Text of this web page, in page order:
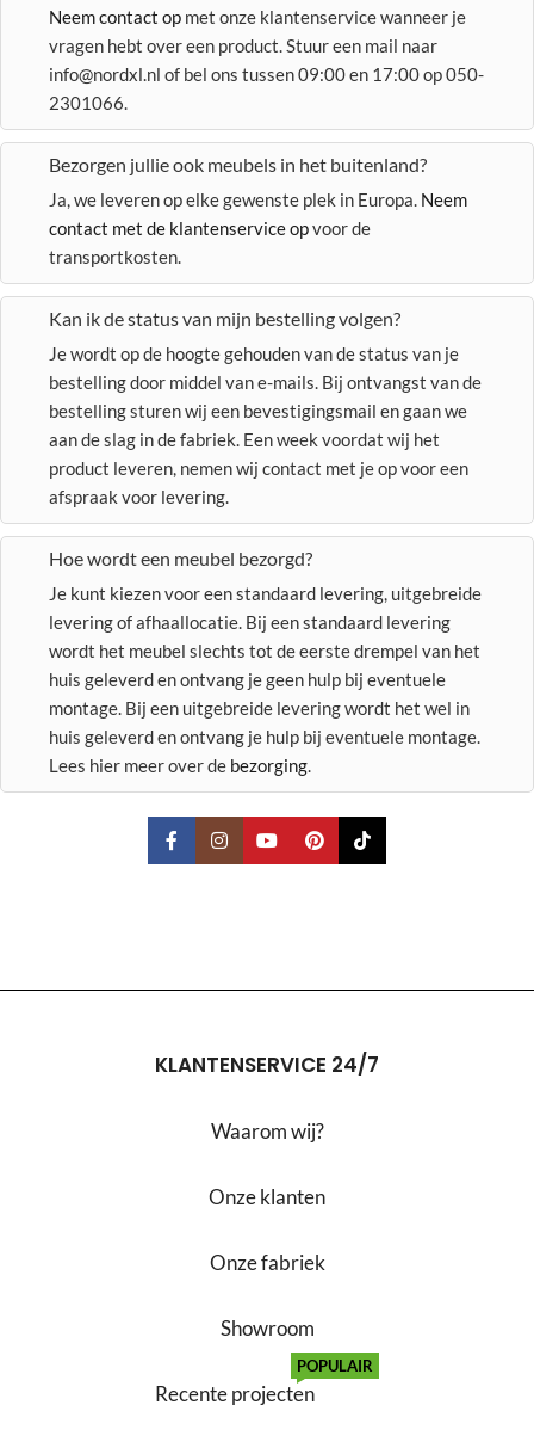
Neem contact op met onze klantenservice wanneer je
vragen hebt over een product. Stuur een mail naar
info@nordxl.nl of bel ons tussen 09:00 en 17:00 op 050-
2301066.
Bezorgen jullie ook meubels in het buitenland?
Ja, we leveren op elke gewenste plek in Europa. Neem
contact met de klantenservice opvoor de
transportkosten.
Kan ik de status van mijn bestelling volgen?
Je wordt op de hoogte gehouden van de status van je
bestelling door middel van e-mails. Bij ontvangst van de
bestelling sturen wij een bevestigingsmail en gaan we
aan de slag in de fabriek. Een week voordat wij het
product leveren, nemen wij contact met je op voor een
afspraak voor levering.
Hoe wordt een meubel bezorgd?
Je kunt kiezen voor een standaard levering, uitgebreide
levering of afhaallocatie. Bij een standaard levering
wordt het meubel slechts tot de eerste drempel van het
huis geleverd en ontvang je geen hulp bij eventuele
montage. Bij een uitgebreide levering wordt het wel in
huis geleverd en ontvang je hulp bij eventuele montage.
Lees hier meer over de bezorging.
KLANTENSERVICE 24/7
Waarom wij?
Onze klanten
Onze fabriek
Showroom
Recente projecten
POPULAIR